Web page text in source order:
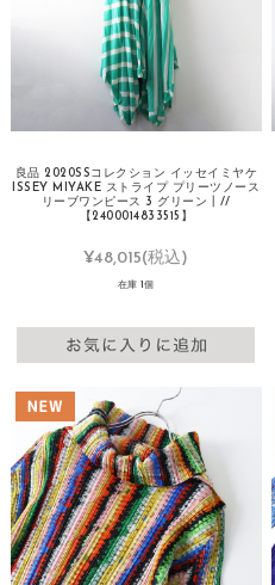
良品 2020SSコレクション イッセイミヤケ
ISSEY MIYAKE ストライプ プリーツノース
リーブワンピース 3 グリーン┃//
【2400014833515】
¥48,015(税込)
在庫 1個